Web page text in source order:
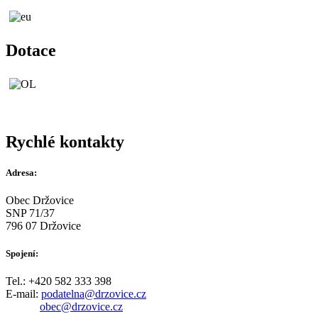
Dotace
Rychlé kontakty
Adresa:
Obec Držovice
SNP 71/37
796 07 Držovice
Spojení:
Tel.: +420 582 333 398
E-mail: podatelna@drzovice.cz
obec@drzovice.cz